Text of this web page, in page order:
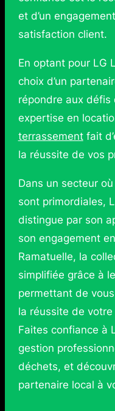
et d’un
satisfaction client.
En optant pour LG
choix d’un
répondre aux défis
expertise en
terrassementfait
la réussite de vos
Dans un secteur
sont primordiales,
distingue par son
son engagement
Ramatuelle, la
simplifiée grâce à
permettant de
la réussite de
Faites confiance à
gestion
déchets, et
partenaire local à